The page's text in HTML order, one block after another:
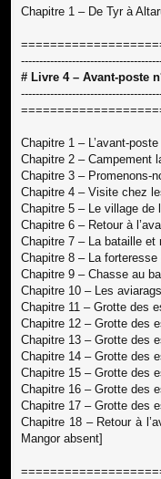
Chapitre 1 – De Tyr à
# Livre 4 – Avant-poste
Chapitre 1 – L’avant-
Chapitre 2 – Campement
Chapitre 3 – Promenons-
Chapitre 4 – Visite chez
Chapitre 5 – Le village de
Chapitre 6 – Retour à
Chapitre 7 – La bataille et
Chapitre 8 – La
Chapitre 9 – Chasse au
Chapitre 10 – Les
Chapitre 11 – Grotte des
Chapitre 12 – Grotte des
Chapitre 13 – Grotte des
Chapitre 14 – Grotte des
Chapitre 15 – Grotte des
Chapitre 16 – Grotte des
Chapitre 17 – Grotte des
Chapitre 18 – Retour à
Mangor absent]